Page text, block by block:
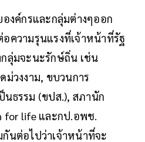
งค์กรและกลุ่มต่างๆออก
ความรุนแรงที่เจ้าหน้าที่รัฐ
ลุ่มจะนะรักษ์ถิ่น เช่น
วงงาม, ขบวนการ
ธรรม (ขปส.), สภานัก
for life และกป.อพช.
นต่อไปว่าเจ้าหน้าที่จะ